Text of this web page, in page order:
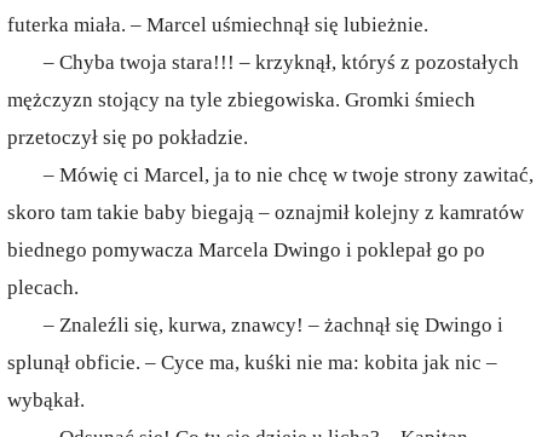
futerka miała. – Marcel uśmiechnął się lubieżnie.
– Chyba twoja stara!!! – krzyknął, któryś z pozostałych
mężczyzn stojący na tyle zbiegowiska. Gromki śmiech
przetoczył się po pokładzie.
– Mówię ci Marcel, ja to nie chcę w twoje strony zawitać,
skoro tam takie baby biegają – oznajmił kolejny z kamratów
biednego pomywacza Marcela Dwingo i poklepał go po
plecach.
– Znaleźli się, kurwa, znawcy! – żachnął się Dwingo i
splunął obficie. – Cyce ma, kuśki nie ma: kobita jak nic –
wybąkał.